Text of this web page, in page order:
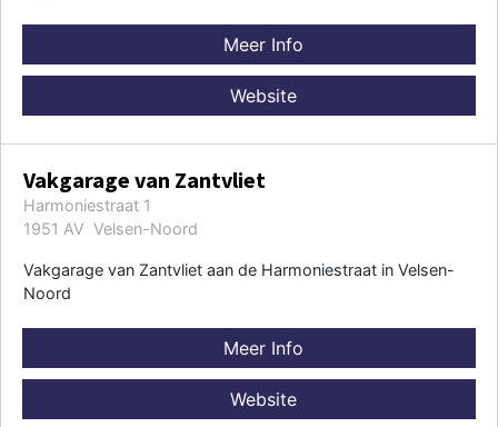
Meer Info
Website
Vakgarage van Zantvliet
Harmoniestraat 1
1951 AV Velsen-Noord
Vakgarage van Zantvliet aan de Harmoniestraat in Velsen-
Noord
Meer Info
Website